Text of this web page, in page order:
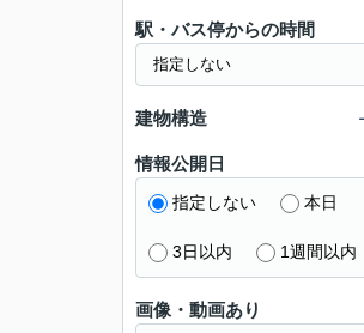
駅・バス停からの時間
建物構造
情報公開日
指定しない 本日
3日以内 1週間以内
画像・動画あり